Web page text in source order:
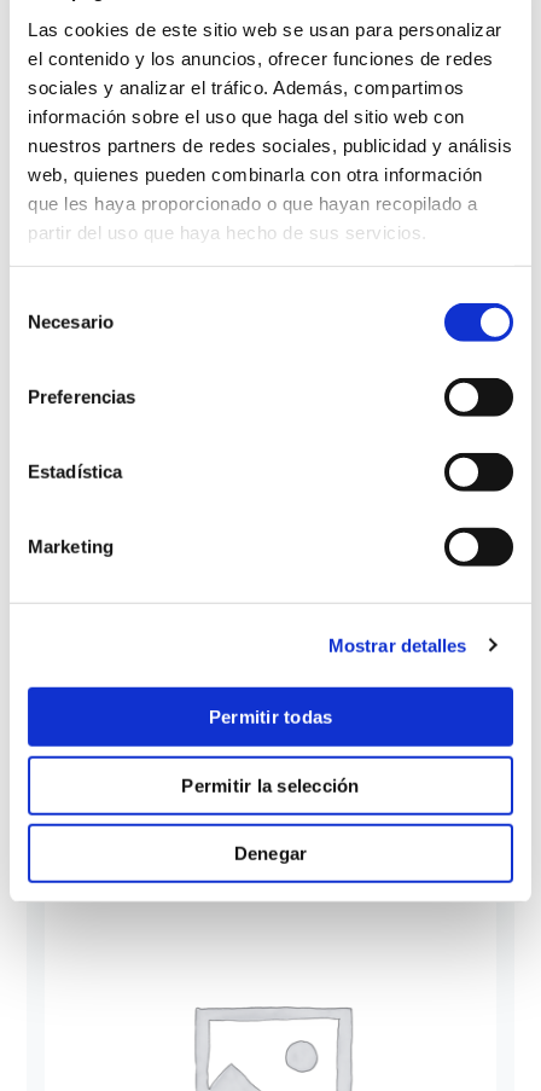
Las cookies de este sitio web se usan para personalizar
el contenido y los anuncios, ofrecer funciones de redes
sociales y analizar el tráfico. Además, compartimos
información sobre el uso que haga del sitio web con
nuestros partners de redes sociales, publicidad y análisis
web, quienes pueden combinarla con otra información
que les haya proporcionado o que hayan recopilado a
partir del uso que haya hecho de sus servicios.
Necesario
Preferencias
Estadística
Marketing
Mostrar detalles
Permitir todas
Permitir la selección
Denegar
Related products
Wacker Neuson 4 Cycle Industrial
Vibrator Rammer